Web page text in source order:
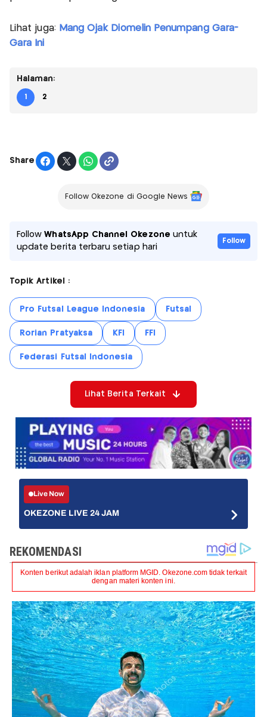
Lihat juga: Mang Ojak Diomelin Penumpang Gara-
Gara Ini
Halaman:
1 2
Share
Follow Okezone di Google News
FollowWhatsApp Channel Okezone untuk
update berita terbaru setiap hari
Follow
Topik Artikel :
Pro Futsal League Indonesia Futsal
Rorian Pratyaksa KFI FFI
Federasi Futsal Indonesia
Lihat Berita Terkait
Live Now
OKEZONE LIVE 24 JAM